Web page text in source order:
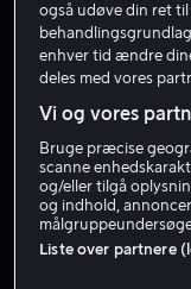
Medicinen
5.7 Drama
også udøve din ret
enhver tid ændre
deles med vores
Vi og vores
Bruge præcise
scanne
og/eller tilgå
og indhold,
Liste over partnere